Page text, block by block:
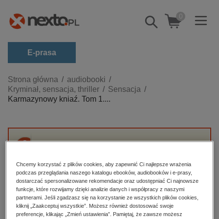
Pokaż/schowaj
wyszukiwarkę
0
E-prasa
Kategorie
Zobacz wszystkie E-prasa
biznesowe, branżowe, gospodarka
dzienniki
edukacja
hobby, sport, rozrywka
komputery, internet, technologie, informatyka
Strona główna
audiobooki
Kryminał, sensacja, thriller
Sensacja
Karmazynowy kniaź. Tom 1....
kniaź. Tom 1. Za wolność naszą i waszą” nie
jest dostępny.
High-contrast mode
Chcemy korzystać z plików cookies, aby zapewnić Ci najlepsze wrażenia
podczas przeglądania naszego katalogu ebooków, audiobooków i e-prasy,
dostarczać spersonalizowane rekomendacje oraz udostępniać Ci najnowsze
funkcje, które rozwijamy dzięki analizie danych i współpracy z naszymi
partnerami. Jeśli zgadzasz się na korzystanie ze wszystkich plików cookies,
kliknij „Zaakceptuj wszystkie”. Możesz również dostosować swoje
preferencje, klikając „Zmień ustawienia”. Pamiętaj, że zawsze możesz